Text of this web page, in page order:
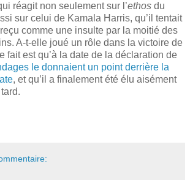
réagit non seulement sur l’ethos du
sur celui de Kamala Harris, qu’il tentait
comme une insulte par la moitié des
A-t-elle joué un rôle dans la victoire de
fait est qu’à la date de la déclaration de
le donnaient un point derrière la
, et qu’il a finalement été élu aisément